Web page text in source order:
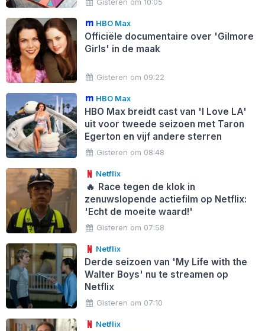
HBO Max
Officiële documentaire over 'Gilmore
Girls' in de maak
Gisteren om 09:22
HBO Max
HBO Max breidt cast van 'I Love LA'
uit voor tweede seizoen met Taron
Egerton en vijf andere sterren
Gisteren om 08:48
Netflix
🔥 Race tegen de klok in
zenuwslopende actiefilm op Netflix:
'Echt de moeite waard!'
Gisteren om 07:58
Netflix
Derde seizoen van 'My Life with the
Walter Boys' nu te streamen op
Netflix
Gisteren om 07:10
Netflix